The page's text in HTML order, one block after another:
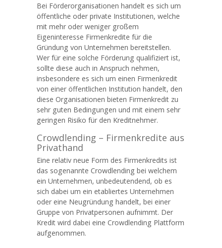
Bei Förderorganisationen handelt es sich um
öffentliche oder private Institutionen, welche
mit mehr oder weniger großem
Eigeninteresse Firmenkredite für die
Gründung von Unternehmen bereitstellen.
Wer für eine solche Förderung qualifiziert ist,
sollte diese auch in Anspruch nehmen,
insbesondere es sich um einen Firmenkredit
von einer öffentlichen Institution handelt, den
diese Organisationen bieten Firmenkredit zu
sehr guten Bedingungen und mit einem sehr
geringen Risiko für den Kreditnehmer.
Crowdlending – Firmenkredite aus
Privathand
Eine relativ neue Form des Firmenkredits ist
das sogenannte Crowdlending bei welchem
ein Unternehmen, unbedeutendend, ob es
sich dabei um ein etabliertes Unternehmen
oder eine Neugründung handelt, bei einer
Gruppe von Privatpersonen aufnimmt. Der
Kredit wird dabei eine Crowdlending Plattform
aufgenommen.